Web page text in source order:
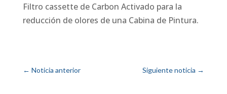
Filtro cassette de Carbon Activado para la
reducción de olores de una Cabina de Pintura.
←Noticia anterior Siguiente noticia →